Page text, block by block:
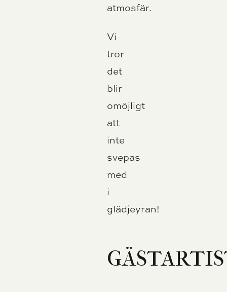
atmosfär.
Vi
tror
det
blir
omöjligt
att
inte
svepas
med
i
glädjeyran!